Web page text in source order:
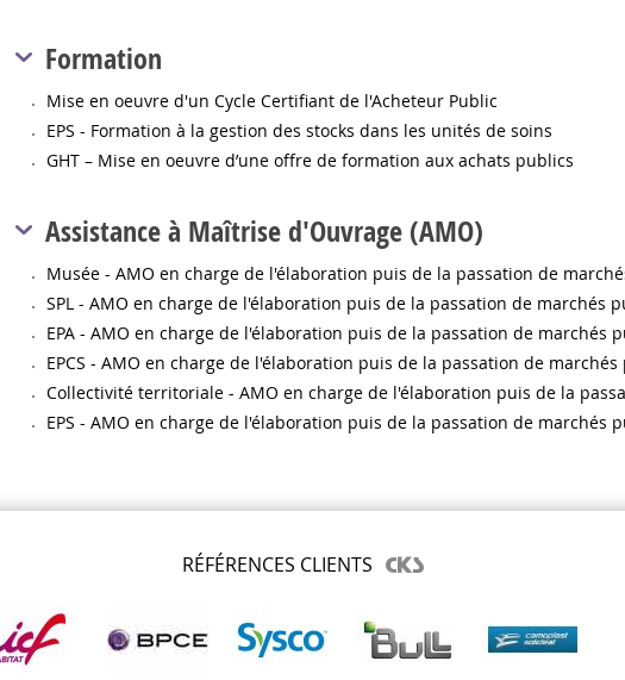
Formation
Mise en oeuvre d'un Cycle Certifiant de l'Acheteur Public
EPS - Formation à la gestion des stocks dans les unités de soins
GHT – Mise en oeuvre d’une offre de formation aux achats publics
Assistance à Maîtrise d'Ouvrage (AMO)
Musée - AMO en charge de l'élaboration puis de la passation de
SPL - AMO en charge de l'élaboration puis de la passation de marchés
EPA - AMO en charge de l'élaboration puis de la passation de marchés
EPCS - AMO en charge de l'élaboration puis de la passation de marchés
Collectivité territoriale - AMO en charge de l'élaboration puis de la
EPS - AMO en charge de l'élaboration puis de la passation de marchés
RÉFÉRENCES CLIENTS